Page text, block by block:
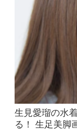
生見愛瑠の水
る！ 生足美脚